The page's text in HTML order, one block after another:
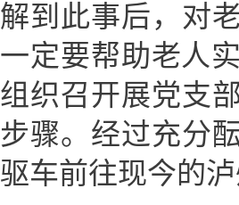
解到此事后，对
一定要帮助老人
组织召开展党支
步骤。经过充分
驱车前往现今的